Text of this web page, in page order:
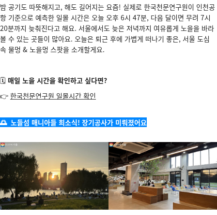
밤 공기도 따뜻해지고, 해도 길어지는 요즘! 실제로 한국천문연구원이 인천공
항 기준으로 예측한 일몰 시간은 오늘 오후 6시 47분, 다음 달이면 무려 7시
20분까지 늦춰진다고 해요. 서울에서도 늦은 저녁까지 여유롭게 노을을 바라
볼 수 있는 곳들이 많아요. 오늘은 퇴근 후에 가볍게 떠나기 좋은, 서울 도심
속 물멍 & 노을멍 스팟을 소개할게요.
🗓️ 매일 노을 시간을 확인하고 싶다면?
👉 한국천문연구원 일몰시간 확인
🌅 노들섬 매니아들 희소식! 장기공사가 미뤄졌어요